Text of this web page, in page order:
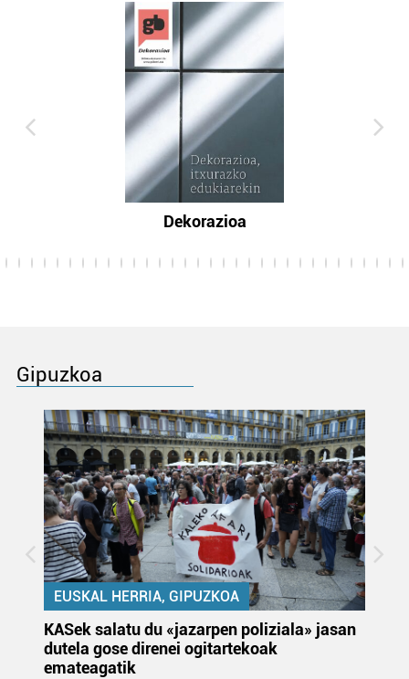
Dekorazioa
Gipuzkoa
EUSKAL HERRIA, GIPUZKOA
KASek salatu du «jazarpen poliziala» jasan
dutela gose direnei ogitartekoak
emateagatik